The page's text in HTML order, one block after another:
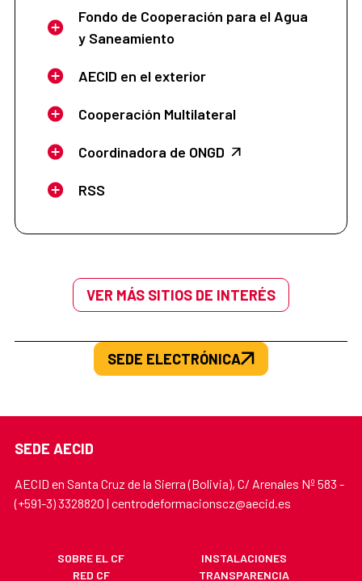
Fondo de Cooperación para el Agua
y Saneamiento
AECID en el exterior
Cooperación Multilateral
Coordinadora de ONGD
RSS
VER MÁS SITIOS DE INTERÉS
SEDE ELECTRÓNICA
SEDE AECID
AECID en Santa Cruz de la Sierra (Bolivia), C/ Arenales Nº 583 -
(+591-3) 3328820 | centrodeformacionscz@aecid.es
SOBRE EL CF
INSTALACIONES
RED CF
TRANSPARENCIA